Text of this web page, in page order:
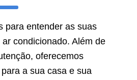
para entender as suas
condicionado. Além de
oferecemos
a sua casa e sua